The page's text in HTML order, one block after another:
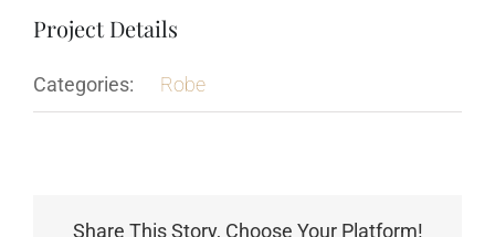
Project Details
Categories: Robe
Share This Story, Choose Your Platform!